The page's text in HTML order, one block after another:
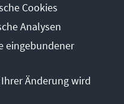
Barriere melden
Cookies
Analysen
eingebundener
Änderung wird